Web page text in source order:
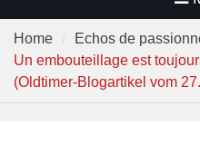
Home
Echos de
Un embouteillage est
(Oldtimer-Blogartikel vom